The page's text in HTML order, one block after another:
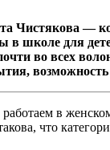
Чистякова —
в школе для
во всех
в
что